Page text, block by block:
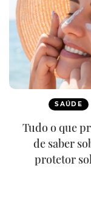
SAÚDE
Tudo o que
de saber
protetor